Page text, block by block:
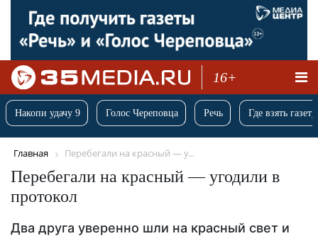
16+
Накопи удачу 9 Голос Череповца Речь Где взять
Главная Перебегали на красный — у...
Перебегали на красный — угодили в
протокол
Два друга уверенно шли на красный свет и